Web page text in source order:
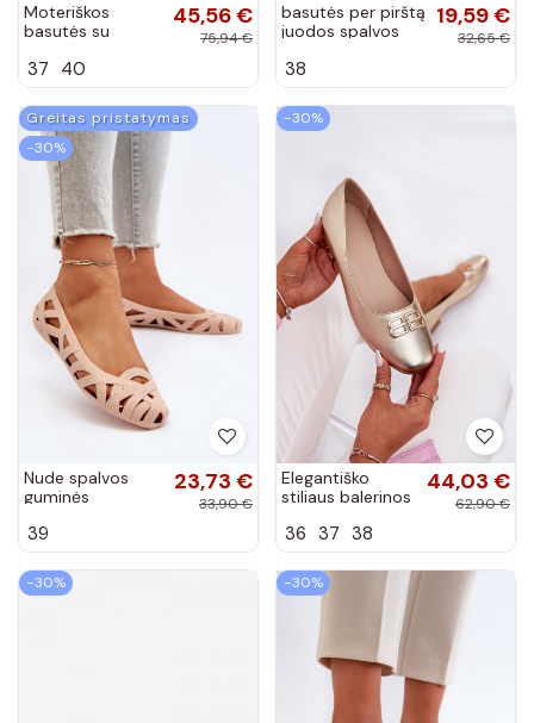
Moteriškos
basutės su
Star smėlio
45,56 €
75,94 €
37 40
basutės per pirštą
juodos spalvos
19,59 €
32,65 €
38
Greitas pristatymas
−30%
Nude spalvos
guminės
Salam
23,73 €
33,90 €
39
−30%
Elegantiško
stiliaus balerinos
juodos spalvos
44,03 €
62,90 €
36 37 38
−30% −30%